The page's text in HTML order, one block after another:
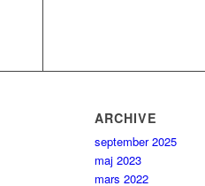
ARCHIVE
september 2025
maj 2023
mars 2022